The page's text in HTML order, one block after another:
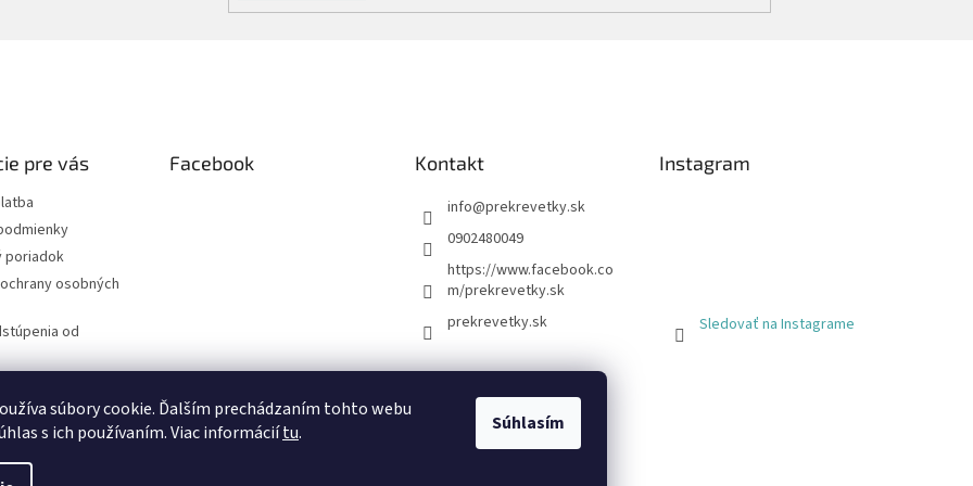
súbory cookie. Ďalším prechádzaním tohto webu
s ich používaním. Viac informáciítu. Súhlasím
pre vás
poriadok
osobných
od
Facebook Kontakt
info@prekrevetky.sk
0902480049
https://www.facebook.co
m/prekrevetky.sk
prekrevetky.sk
Instagram
Sledovať na Instagrame